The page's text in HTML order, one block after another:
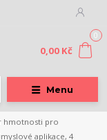
Menu
0
0,00 Kč
hmotnosti pro
aplikace, 4